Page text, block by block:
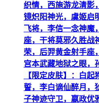
织情，西施游龙清影
镜炽阳神光，虞姬启
飞将，李信一念神魔
座，干将莫邪久胜战
荣，后羿黄金射手座
宫本武藏地狱之眼，
【限定皮肤】：白
誓，李白谪仙醉月，
子神迹守卫，嬴政优